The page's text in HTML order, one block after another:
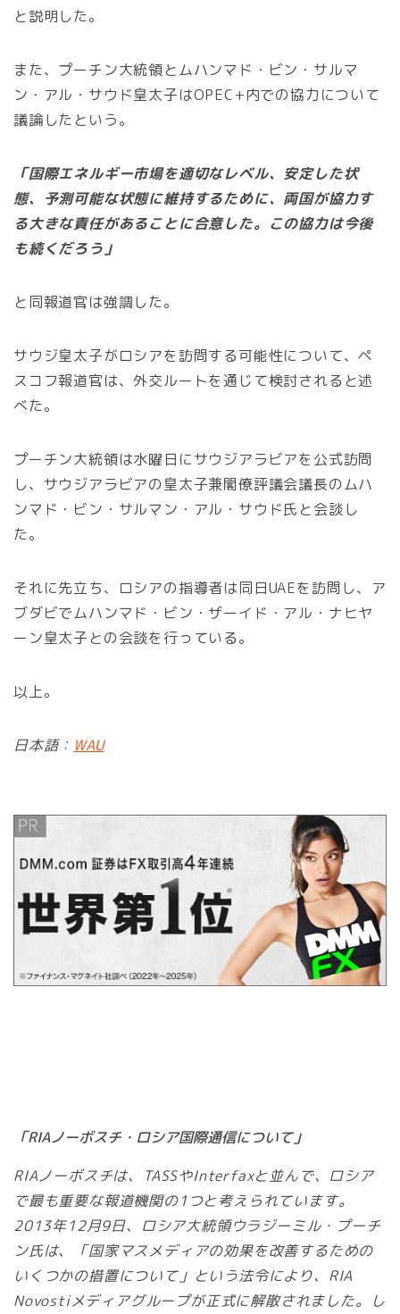
と説明した。
また、プーチン大統領とムハンマド・ビン・サルマ
ン・アル・サウド皇太子はOPEC+内での協力について
議論したという。
「国際エネルギー市場を適切なレベル、安定した状
態、予測可能な状態に維持するために、両国が協力す
る大きな責任があることに合意した。この協力は今後
も続くだろう」
と同報道官は強調した。
サウジ皇太子がロシアを訪問する可能性について、ペ
スコフ報道官は、外交ルートを通じて検討されると述
べた。
プーチン大統領は水曜日にサウジアラビアを公式訪問
し、サウジアラビアの皇太子兼閣僚評議会議長のムハ
ンマド・ビン・サルマン・アル・サウド氏と会談し
た。
それに先立ち、ロシアの指導者は同日UAEを訪問し、ア
ブダビでムハンマド・ビン・ザーイド・アル・ナヒヤ
ーン皇太子との会談を行っている。
以上。
日本語： WAU
「RIAノーボスチ・ロシア国際通信について」
RIAノーボスチは、TASSやInterfaxと並んで、ロシア
で最も重要な報道機関の1つと考えられています。
2013年12月9日、ロシア大統領ウラジーミル・プーチ
ン氏は、「国家マスメディアの効果を改善するための
いくつかの措置について」という法令により、RIA
Novostiメディアグループが正式に解散されました。し